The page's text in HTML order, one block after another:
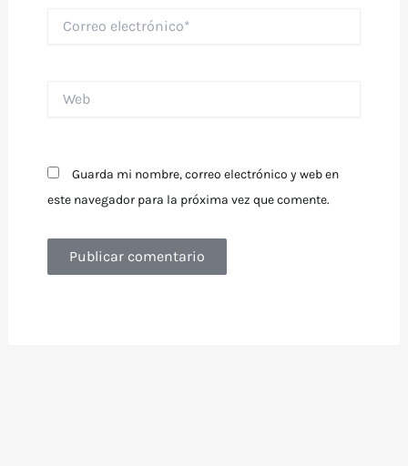
electrónico*
Guarda mi nombre, correo electrónico y web en
este navegador para la próxima vez que comente.